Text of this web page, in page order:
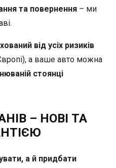
та повернення – ми
від усіх ризиків
а ваше авто можна
стоянці
– НОВІ ТА
а й придбати